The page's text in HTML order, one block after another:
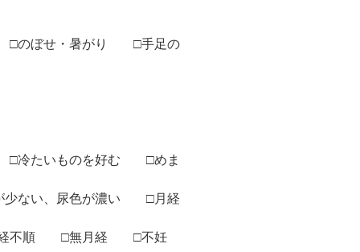
のぼせ・暑がり □手足の
冷たいものを好む □めま
ない、尿色が濃い □月経
経不順 □無月経 □不妊